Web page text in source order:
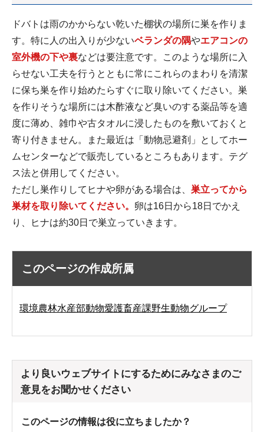
ドバトは雨のかからない乾いた棚状の場所に巣を作りま
す。特に人の出入りが少ないベランダの隅やエアコンの
室外機の下や裏などは要注意です。このような場所に入
らせない工夫を行うとともに常にこれらのまわりを清潔
に保ち巣を作り始めたらすぐに取り除いてください。巣
を作りそうな場所には木酢液など臭いのする薬品等を適
度に薄め、雑巾や古タオルに浸したものを敷いておくと
寄り付きません。また最近は「動物忌避剤」としてホー
ムセンターなどで販売しているところもあります。テグ
ス法と併用してください。
ただし巣作りしてヒナや卵がある場合は、 巣立ってから
巣材を取り除いてください。 卵は16日から18日でかえ
り、ヒナは約30日で巣立っていきます。
このページの作成所属
環境農林水産部動物愛護畜産課野生動物グループ
より良いウェブサイトにするためにみなさまのご
意見をお聞かせください
このページの情報は役に立ちましたか？